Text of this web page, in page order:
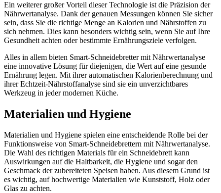
Ein weiterer großer Vorteil dieser Technologie ist die Präzision der
Nährwertanalyse. Dank der genauen Messungen können Sie sicher
sein, dass Sie die richtige Menge an Kalorien und Nährstoffen zu
sich nehmen. Dies kann besonders wichtig sein, wenn Sie auf Ihre
Gesundheit achten oder bestimmte Ernährungsziele verfolgen.
Alles in allem bieten Smart-Schneidebretter mit Nährwertanalyse
eine innovative Lösung für diejenigen, die Wert auf eine gesunde
Ernährung legen. Mit ihrer automatischen Kalorienberechnung und
ihrer Echtzeit-Nährstoffanalyse sind sie ein unverzichtbares
Werkzeug in jeder modernen Küche.
Materialien und Hygiene
Materialien und Hygiene spielen eine entscheidende Rolle bei der
Funktionsweise von Smart-Schneidebrettern mit Nährwertanalyse.
Die Wahl des richtigen Materials für ein Schneidebrett kann
Auswirkungen auf die Haltbarkeit, die Hygiene und sogar den
Geschmack der zubereiteten Speisen haben. Aus diesem Grund ist
es wichtig, auf hochwertige Materialien wie Kunststoff, Holz oder
Glas zu achten.